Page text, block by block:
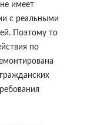
имеет
с реальными
Поэтому то
по